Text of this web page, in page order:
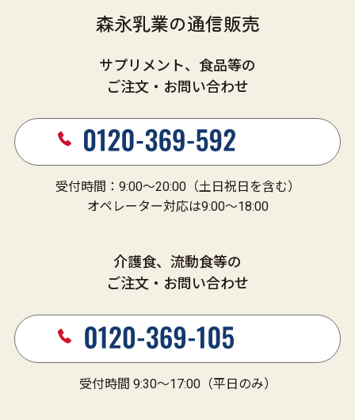
森永乳業の通信販売
サプリメント、食品等の
ご注文・お問い合わせ
受付時間：9:00～20:00（土日祝日を含む）
オペレーター対応は9:00～18:00
介護食、流動食等の
ご注文・お問い合わせ
受付時間 9:30～17:00（平日のみ）